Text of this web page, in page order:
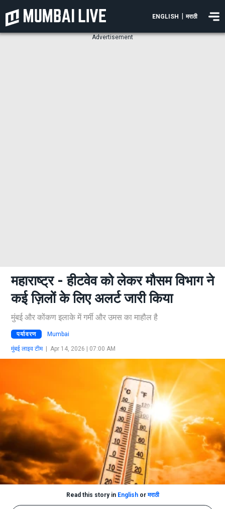
ENGLISH मराठी
Advertisement
महाराष्ट्र - हीटवेव को लेकर मौसम विभाग ने
कई ज़िलों के लिए अलर्ट जारी किया
मुंबई और कोंकण इलाके में गर्मी और उमस का माहौल है
पर्यावरण Mumbai
मुंबई लाइव टीम| Apr 14, 2026 | 07:00 AM
Read this story in Englishorमराठी